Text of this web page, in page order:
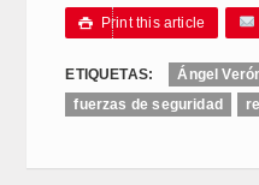
 Print this article
ETIQUETAS: Ángel
fuerzas de seguridad